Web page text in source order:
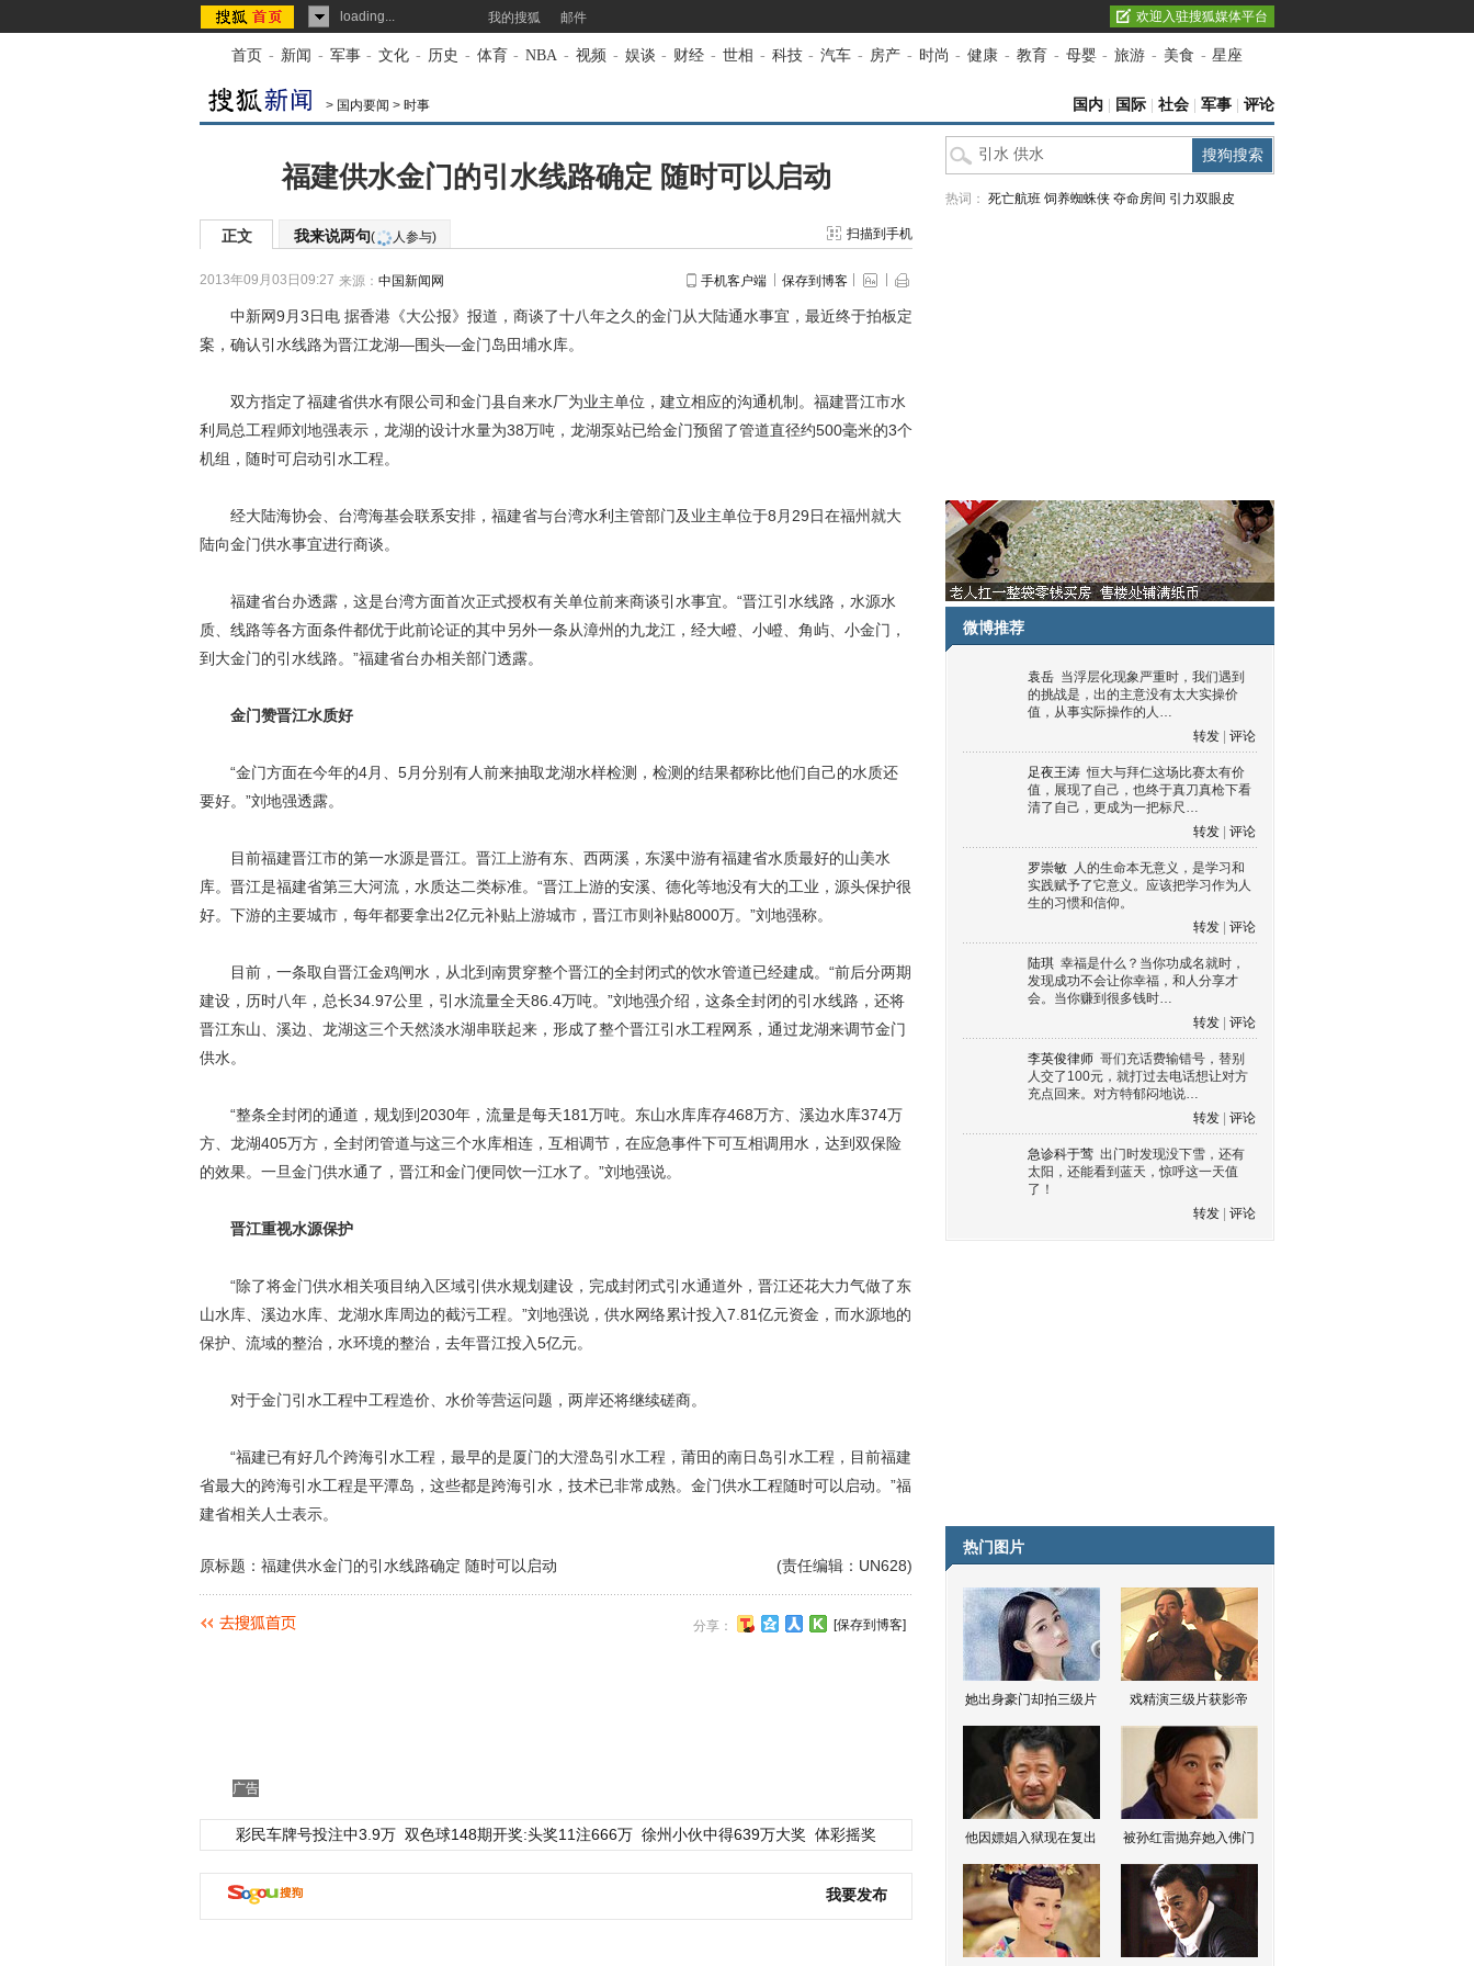
loading... 我的搜狐 邮件 欢迎入驻搜狐媒体平台
首页 - 新闻 - 军事 - 文化 - 历史 - 体育 - NBA - 视频 - 娱谈 - 财经 - 世相 - 科技 - 汽车 - 房产 - 时尚 - 健康 - 教育 - 母婴 - 旅游 - 美食 - 星座
> 国内要闻 > 时事 国内 国际 社会 军事 评论
福建供水金门的引水线路确定 随时可以启动
正文 我来说两句( 人参与) 扫描到手机
2013年09月03日09:27 来源： 中国新闻网 手机客户端 保存到博客
中新网9月3日电 据香港《大公报》报道，商谈了十八年之久的金门从大陆通水事宜，最近终于拍板定
案，确认引水线路为晋江龙湖—围头—金门岛田埔水库。
双方指定了福建省供水有限公司和金门县自来水厂为业主单位，建立相应的沟通机制。福建晋江市水
利局总工程师刘地强表示，龙湖的设计水量为38万吨，龙湖泵站已给金门预留了管道直径约500毫米的3个
机组，随时可启动引水工程。
经大陆海协会、台湾海基会联系安排，福建省与台湾水利主管部门及业主单位于8月29日在福州就大
陆向金门供水事宜进行商谈。
福建省台办透露，这是台湾方面首次正式授权有关单位前来商谈引水事宜。“晋江引水线路，水源水
质、线路等各方面条件都优于此前论证的其中另外一条从漳州的九龙江，经大嶝、小嶝、角屿、小金门，
到大金门的引水线路。”福建省台办相关部门透露。
金门赞晋江水质好
“金门方面在今年的4月、5月分别有人前来抽取龙湖水样检测，检测的结果都称比他们自己的水质还
要好。”刘地强透露。
目前福建晋江市的第一水源是晋江。晋江上游有东、西两溪，东溪中游有福建省水质最好的山美水
库。晋江是福建省第三大河流，水质达二类标准。“晋江上游的安溪、德化等地没有大的工业，源头保护很
好。下游的主要城市，每年都要拿出2亿元补贴上游城市，晋江市则补贴8000万。”刘地强称。
目前，一条取自晋江金鸡闸水，从北到南贯穿整个晋江的全封闭式的饮水管道已经建成。“前后分两期
建设，历时八年，总长34.97公里，引水流量全天86.4万吨。”刘地强介绍，这条全封闭的引水线路，还将
晋江东山、溪边、龙湖这三个天然淡水湖串联起来，形成了整个晋江引水工程网系，通过龙湖来调节金门
供水。
“整条全封闭的通道，规划到2030年，流量是每天181万吨。东山水库库存468万方、溪边水库374万
方、龙湖405万方，全封闭管道与这三个水库相连，互相调节，在应急事件下可互相调用水，达到双保险
的效果。一旦金门供水通了，晋江和金门便同饮一江水了。”刘地强说。
晋江重视水源保护
“除了将金门供水相关项目纳入区域引供水规划建设，完成封闭式引水通道外，晋江还花大力气做了东
山水库、溪边水库、龙湖水库周边的截污工程。”刘地强说，供水网络累计投入7.81亿元资金，而水源地的
保护、流域的整治，水环境的整治，去年晋江投入5亿元。
对于金门引水工程中工程造价、水价等营运问题，两岸还将继续磋商。
“福建已有好几个跨海引水工程，最早的是厦门的大澄岛引水工程，莆田的南日岛引水工程，目前福建
省最大的跨海引水工程是平潭岛，这些都是跨海引水，技术已非常成熟。金门供水工程随时可以启动。”福
建省相关人士表示。
(责任编辑：UN628)
原标题：福建供水金门的引水线路确定 随时可以启动
分享： [保存到博客]
广告
彩民车牌号投注中3.9万 双色球148期开奖:头奖11注666万 徐州小伙中得639万大奖 体彩摇奖
我要发布
热词： 死亡航班 饲养蜘蛛侠 夺命房间 引力双眼皮
微博推荐
袁岳 当浮层化现象严重时，我们遇到
的挑战是，出的主意没有太大实操价
值，从事实际操作的人…
转发
评论
足夜王涛 恒大与拜仁这场比赛太有价
值，展现了自己，也终于真刀真枪下看
清了自己，更成为一把标尺…
转发
评论
罗崇敏 人的生命本无意义，是学习和
实践赋予了它意义。应该把学习作为人
生的习惯和信仰。
转发
评论
陆琪 幸福是什么？当你功成名就时，
发现成功不会让你幸福，和人分享才
会。当你赚到很多钱时…
转发
评论
李英俊律师 哥们充话费输错号，替别
人交了100元，就打过去电话想让对方
充点回来。对方特郁闷地说…
转发
评论
急诊科于莺 出门时发现没下雪，还有
太阳，还能看到蓝天，惊呼这一天值
了！
转发
评论
热门图片
她出身豪门却拍三级片 戏精演三级片获影帝
他因嫖娼入狱现在复出 被孙红雷抛弃她入佛门